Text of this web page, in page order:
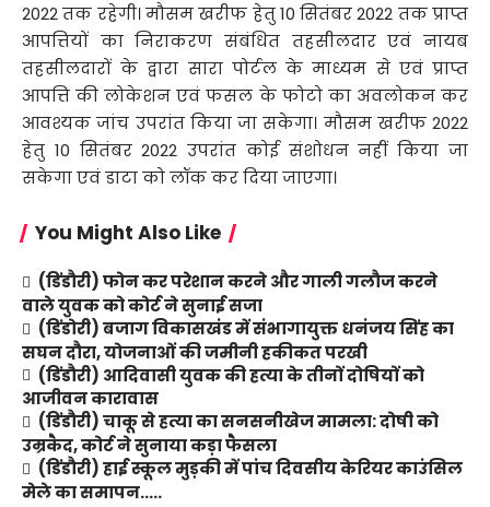
2022 तक रहेगी। मौसम खरीफ हेतु 10 सितंबर 2022 तक प्राप्त
आपत्तियों का निराकरण संबंधित तहसीलदार एवं नायब
तहसीलदारों के द्वारा सारा पोर्टल के माध्यम से एवं प्राप्त
आपत्ति की लोकेशन एवं फसल के फोटो का अवलोकन कर
आवश्यक जांच उपरांत किया जा सकेगा। मौसम खरीफ 2022
हेतु 10 सितंबर 2022 उपरांत कोई संशोधन नहीं किया जा
सकेगा एवं डाटा को लॉक कर दिया जाएगा।
You Might Also Like
(डिंडौरी) फोन कर परेशान करने और गाली गलौज करने
वाले युवक को कोर्ट ने सुनाई सजा
(डिंडोरी) बजाग विकासखंड में संभागायुक्त धनंजय सिंह का
सघन दौरा, योजनाओं की जमीनी हकीकत परखी
(डिंडौरी) आदिवासी युवक की हत्या के तीनों दोषियों को
आजीवन कारावास
(डिंडौरी) चाकू से हत्या का सनसनीखेज मामला: दोषी को
उम्रकैद, कोर्ट ने सुनाया कड़ा फैसला
(डिंडौरी) हाई स्कूल मुड़की में पांच दिवसीय केरियर काउंसिल
मेले का समापन…..